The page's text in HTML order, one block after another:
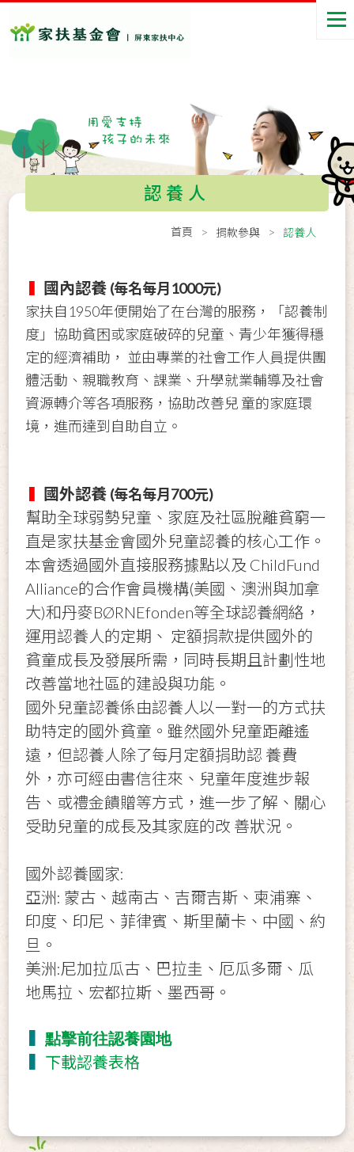
認養人
首頁 捐款參與 認養人
國內認養 (每名每月1000元)
家扶自1950年便開始了在台灣的服務，「認養制
度」協助貧困或家庭破碎的兒童、青少年獲得穩
定的經濟補助， 並由專業的社會工作人員提供團
體活動、親職教育、課業、升學就業輔導及社會
資源轉介等各項服務，協助改善兒 童的家庭環
境，進而達到自助自立。
國外認養 (每名每月700元)
幫助全球弱勢兒童、家庭及社區脫離貧窮一
直是家扶基金會國外兒童認養的核心工作。
本會透過國外直接服務據點以及 ChildFund
Alliance的合作會員機構(美國、澳洲與加拿
大)和丹麥BØRNEfonden等全球認養網絡，
運用認養人的定期、 定額捐款提供國外的
貧童成長及發展所需，同時長期且計劃性地
改善當地社區的建設與功能。
國外兒童認養係由認養人以一對一的方式扶
助特定的國外貧童。雖然國外兒童距離遙
遠，但認養人除了每月定額捐助認 養費
外，亦可經由書信往來、兒童年度進步報
告、或禮金饋贈等方式，進一步了解、關心
受助兒童的成長及其家庭的改 善狀況。
國外認養國家:
亞洲: 蒙古、越南古、吉爾吉斯、柬浦寨、
印度、印尼、菲律賓、斯里蘭卡、中國、約
旦。
美洲:尼加拉瓜古、巴拉圭、厄瓜多爾、瓜
地馬拉、宏都拉斯、墨西哥。
▍點擊前往認養園地
下載認養表格